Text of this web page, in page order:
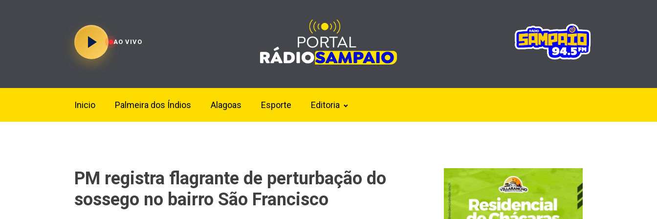
AO VIVO
Inicio Palmeira dos Índios Alagoas Esporte Editoria
PM registra flagrante de perturbação do
sossego no bairro São Francisco